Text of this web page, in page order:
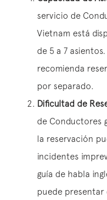
servicio de
Vietnam está
de 5 a 7
recomienda
por separado.
Dificultad de
de Conductores
la reservación
incidentes
guía de habla
puede presentar